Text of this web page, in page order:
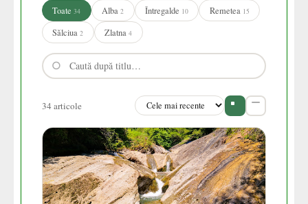
Toate 34 Alba 2 Întregalde 10 Remetea 15
Sălciua 2 Zlatna 4
34 articole